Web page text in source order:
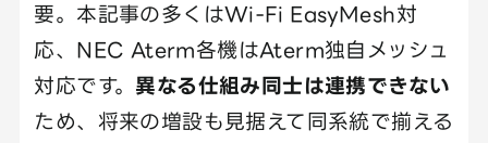
要。本記事の多くはWi-Fi EasyMesh対
応、NEC Aterm各機はAterm独自メッシュ
対応です。 異なる仕組み同士は連携できない
ため、将来の増設も見据えて同系統で揃える